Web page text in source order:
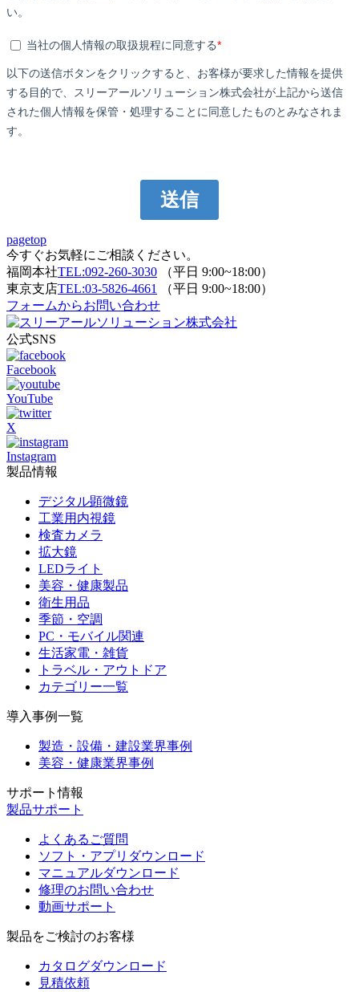
pagetop
今すぐお気軽にご相談ください。
福岡本社TEL:092-260-3030 （平日 9:00~18:00）
東京支店TEL:03-5826-4661 （平日 9:00~18:00）
フォームからお問い合わせ
公式SNS
Facebook
YouTube
X
Instagram
製品情報
デジタル顕微鏡
工業用内視鏡
検査カメラ
拡大鏡
LEDライト
美容・健康製品
衛生用品
季節・空調
PC・モバイル関連
生活家電・雑貨
トラベル・アウトドア
カテゴリー一覧
導入事例一覧
製造・設備・建設業界事例
美容・健康業界事例
サポート情報
製品サポート
よくあるご質問
ソフト・アプリダウンロード
マニュアルダウンロード
修理のお問い合わせ
動画サポート
製品をご検討のお客様
カタログダウンロード
見積依頼